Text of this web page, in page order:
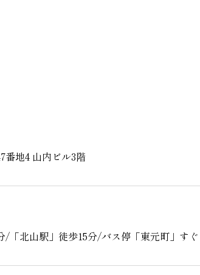
番地4 山内ビル3階
/「北山駅」徒歩15分/バス停「東元町」すぐ